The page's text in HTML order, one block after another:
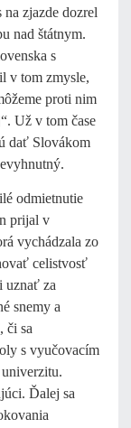
zjazde dozrel
nad štátnym.
s
v tom zmysle,
proti nim
Už v tom čase
dať Slovákom
odmietnutie
prijal v
vychádzala zo
celistvosť
uznať za
snemy a
či sa
s vyučovacím
Ďalej sa